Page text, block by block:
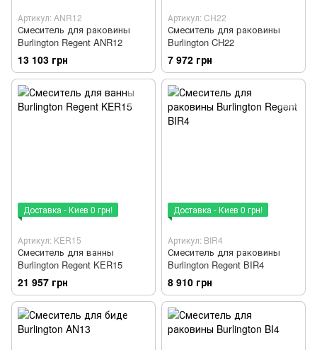
Артикул: ANR12
Смеситель для раковины
Burlington Regent ANR12
13 103 грн
Артикул: CH22
Смеситель для раковины
Burlington CH22
7 972 грн
Доставка - Киев 0 грн!
Артикул: KER15
Смеситель для ванны
Burlington Regent KER15
21 957 грн
Доставка - Киев 0 грн!
Артикул: BIR4
Смеситель для раковины
Burlington Regent BIR4
8 910 грн